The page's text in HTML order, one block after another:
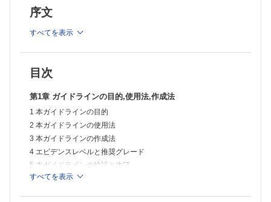
CQ6 腸重積症の再発率はどれくらいか?
2)死亡,死因
CQ8 ロタウイルスワクチン接種は腸重積症の発生リスクを上昇させる
CQ9 腸重積症の診断に下記の症状の評価は有用か?
①腹痛,②嘔吐,③血便,④活気不良
CQ10 腸重積症の診断に身体診察は有用か?
CQ11 腸重積症の診断に浣腸による便性の確認は有用か?
CQ12 腸重積症の診断に血液検査は有用か?
CQ13 腸重積症の診断に下記の画像検査は有用か?
①腹部単純 X線写真,②超音波検査,③ CT検査,④注腸造影検査
第5章 小児腸重積症の重症度診断
1 重症度判定
2 臨床症状,臨床所見
すべての小児医療の臨床家の机上に置かれ，次代の社会を切り開
いていく子どもたちの健康のために大いに役立つことを願ってや
みません。
境で閲覧可能なPDF版をご覧いただけます。詳細は
認ください。
最新版
序文
すべてを表示
目次
第1章 ガイドラインの目的,使用法,作成法
1 本ガイドラインの目的
2 本ガイドラインの使用法
3 本ガイドラインの作成法
4 エビデンスレベルと推奨グレード
5 本ガイドラインの検証と改訂
6 資金
すべてを表示